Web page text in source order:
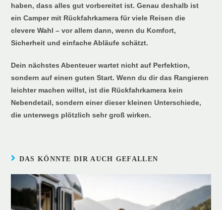
haben, dass alles gut vorbereitet ist. Genau deshalb ist
ein Camper mit Rückfahrkamera für viele Reisen die
clevere Wahl – vor allem dann, wenn du Komfort,
Sicherheit und einfache Abläufe schätzt.
Dein nächstes Abenteuer wartet nicht auf Perfektion,
sondern auf einen guten Start. Wenn du dir das Rangieren
leichter machen willst, ist die Rückfahrkamera kein
Nebendetail, sondern einer dieser kleinen Unterschiede,
die unterwegs plötzlich sehr groß wirken.
DAS KÖNNTE DIR AUCH GEFALLEN